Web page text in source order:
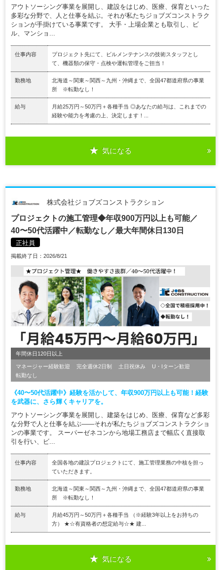
アウトソーシング事業を展開し、建設をはじめ、医療、保育といった
多彩な分野で、人と仕事を結ぶ。それが私たちジョブズコンストラク
ションが手掛けている事業です。 大手・上場企業とも取引し、ビ
ル、マンショ...
仕事内容
プロジェクト先にて、ビルメンテナンスの技術スタッフとし
て、機器類の保守・点検や運転管理をご担当！
勤務地
北海道～関東～関西～九州・沖縄まで、全国47都道府県の事業
所 ※転勤なし！
給与
月給25万円～50万円＋各種手当 ◎あなたの給与は、これまでの
経験や能力を考慮の上、決定します！...
気になる
株式会社ジョブズコンストラクション
プロジェクトの施工管理◆年収900万円以上も可能／
40〜50代活躍中／転勤なし／最大年間休日130日
正社員
掲載終了日：2026/8/21
年間休日120日以上
マネージャー経験歓迎 完全週休2日制 土日祝休み
U・Iターン歓迎
転勤なし
《40〜50代活躍中》経験を活かして、年収900万円以上も可能！経験
を武器に、さら輝くキャリアを。
アウトソーシング事業を展開し、建築をはじめ、医療、保育など多彩
な分野で人と仕事を結ぶ――それが私たちジョブズコンストラクショ
ンの事業です。 スーパーゼネコンから地場工務店まで幅広く直接取
引を行い、ビ...
仕事内容
全国各地の建設プロジェクトにて、施工管理業務の中核を担っ
ていただきます。
勤務地
北海道～関東～関西～九州・沖縄まで、全国47都道府県の事業
所 ※転勤なし！
給与
月給45万円～50万円＋各種手当 （※経験3年以上をお持ちの
方） ★☆有資格者の想定給与☆★ 建...
気になる